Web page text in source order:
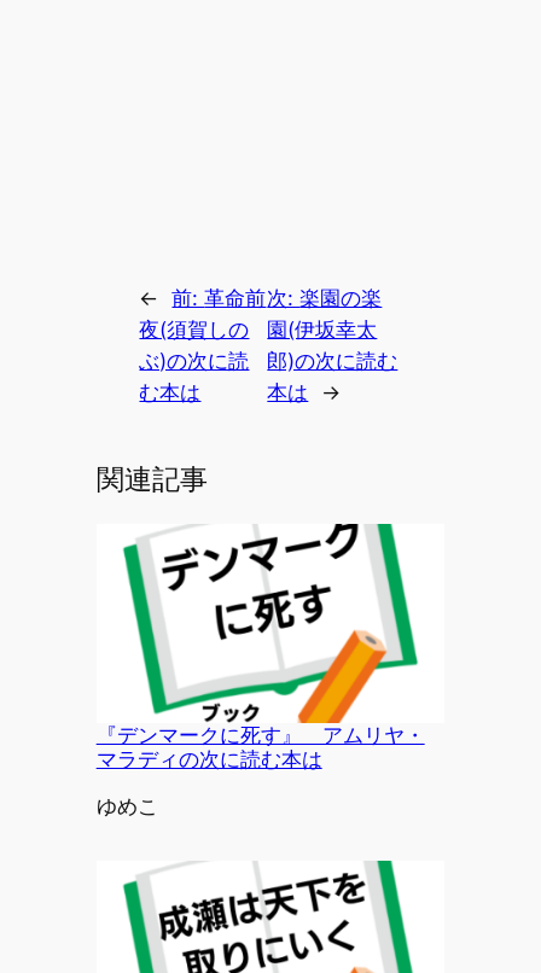
← 前:革命前
夜(須賀しの
ぶ)の次に読
む本は
次:楽園の楽
園(伊坂幸太
郎)の次に読む
本は
→
関連記事
『デンマークに死す』 アムリヤ・
マラディの次に読む本は
投稿者
ゆめこ